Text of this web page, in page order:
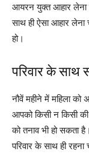
आयरन युक्त आहार लेना
साथ ही ऐसा आहार
हो।
परिवार के साथ
नौवें महीने में महिला को
आपको किसी न किसी
को तनाव भी हो सकता
परिवार के साथ ही रहना